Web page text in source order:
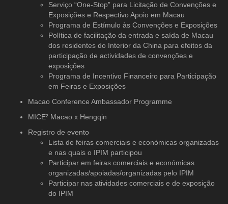
Serviço “One-Stop” para Licitação de Convenções e
Exposições e Respectivo Apoio em Macau
Programa de Estímulo às Convenções e Exposições
Política de facilitação da entrada e saída de Macau
dos residentes do Interior da China para efeitos da
participação de actividades de convenções e
exposições
Programa de Incentivo Financeiro para Participação
em Feiras e Exposições
Macao Conference Ambassador Programme
MICE² Macao x Hengqin
Registro de evento
Lista de feiras comerciais e económicas organizadas
e nas quais o IPIM participou
Participar em feiras comerciais e económicas
organizadas/apoiadas/organizadas pelo IPIM
Participar nas atividades comerciais e de exposição
do IPIM